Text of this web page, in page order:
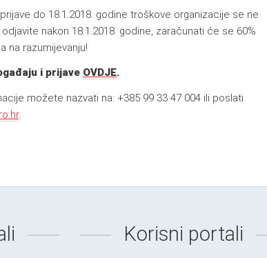
do 18.1.2018. godine troškove organizacije se ne
nakon 18.1.2018. godine, zaračunati će se 60%
na razumijevanju!
i prijave OVDJE.
možete nazvati na: +385 99 33 47 004 ili poslati
.
Korisni portali